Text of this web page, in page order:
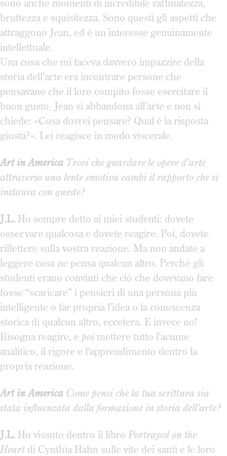
sono anche momenti di incredibile raffinatezza,
bruttezza e squisitezza. Sono questi gli aspetti che
attraggono Jean, ed è un interesse genuinamente
intellettuale.
Una cosa che mi faceva davvero impazzire della
storia dell’arte era incontrare persone che
pensavano che il loro compito fosse esercitare il
buon gusto. Jean si abbandona all’arte e non si
chiede: «Cosa dovrei pensare? Qual è la risposta
giusta?». Lei reagisce in modo viscerale.
Art in America Trovi che guardare le opere d’arte
attraverso una lente emotiva cambi il rapporto che si
instaura con queste?
J.L. Ho sempre detto ai miei studenti: dovete
osservare qualcosa e dovete reagire. Poi, dovete
riflettere sulla vostra reazione. Ma non andate a
leggere cosa ne pensa qualcun altro. Perché gli
studenti erano convinti che ciò che dovevano fare
fosse “scaricare” i pensieri di una persona più
intelligente o far propria l’idea o la conoscenza
storica di qualcun altro, eccetera. E invece no!
Bisogna reagire, e poi mettere tutto l’acume
analitico, il rigore e l’apprendimento dentro la
propria reazione.
Art in America Come pensi che la tua scrittura sia
stata influenzata dalla formazione in storia dell’arte?
J.L. Ho vissuto dentro il libro Portrayed on the
Heart di Cynthia Hahn sulle vite dei santi e le loro